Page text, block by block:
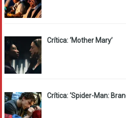
Crítica: ‘Mother Mary’
Crítica: ‘Spider-Man: